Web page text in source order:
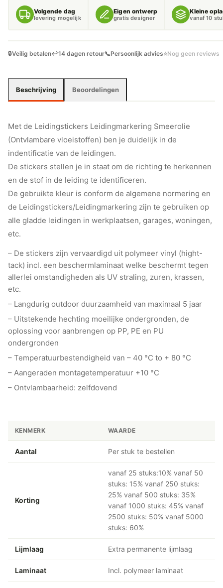
AANTAL
Volgende dag
levering mogelijk
Eigen ontwerp
gratis designer
Kleine
vanaf 10
🔒Veilig betalen↩️14 dagen retour📞Persoonlijk advies⭐Nog geen reviews
Beschrijving Beoordelingen
Met de Leidingstickers Leidingmarkering Smeerolie
(Ontvlambare vloeistoffen) ben je duidelijk in de
indentificatie van de leidingen.
De stickers stellen je in staat om de richting te herkennen
en de stof in de leiding te identificeren.
De gebruikte kleur is conform de algemene normering en
de Leidingstickers/Leidingmarkering zijn te gebruiken op
alle gladde leidingen in werkplaatsen, garages, woningen,
etc.
– De stickers zijn vervaardigd uit polymeer vinyl (hight-
tack) incl. een beschermlaminaat welke beschermt tegen
allerlei omstandigheden als UV straling, zuren, krassen,
etc.
– Langdurig outdoor duurzaamheid van maximaal 5 jaar
– Uitstekende hechting moeilijke ondergronden, de
oplossing voor aanbrengen op PP, PE en PU
ondergronden
– Temperatuurbestendigheid van – 40 °C to + 80 °C
– Aangeraden montagetemperatuur +10 °C
– Ontvlambaarheid: zelfdovend
KENMERK WAARDE
Aantal Per stuk te bestellen
Korting
vanaf 25 stuks:10% vanaf 50
stuks: 15% vanaf 250 stuks:
25% vanaf 500 stuks: 35%
vanaf 1000 stuks: 45% vanaf
2500 stuks: 50% vanaf 5000
stuks: 60%
Lijmlaag Extra permanente lijmlaag
Laminaat Incl. polymeer laminaat